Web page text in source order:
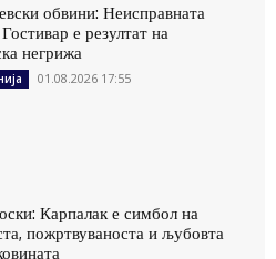
обвини: Неисправната
е резултат на
негрижа
01.08.2026 17:55
Карпалак е симбол на
пожртвуваноста и љубовта